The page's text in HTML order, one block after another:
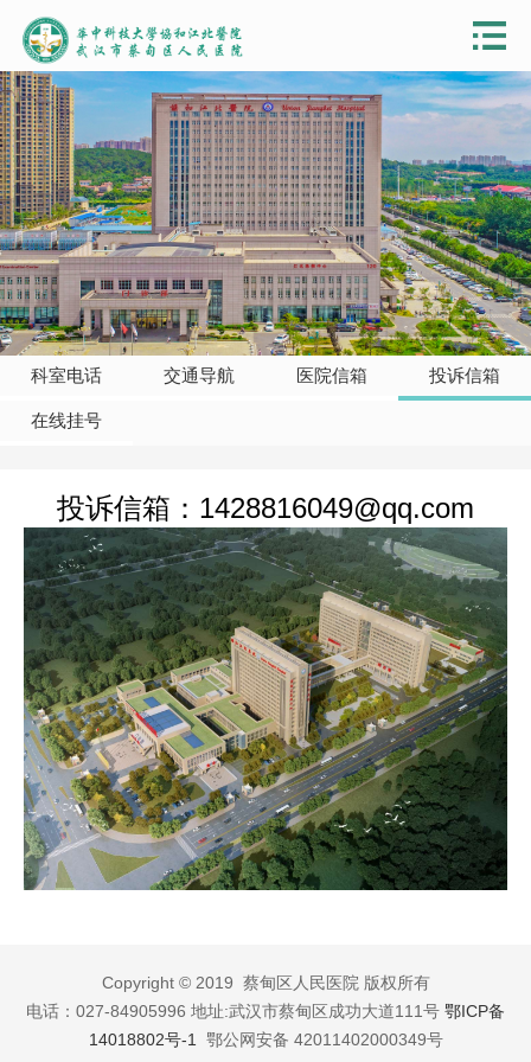
科室电话 交通导航 医院信箱 投诉信箱
在线挂号
投诉信箱：1428816049@qq.com
Copyright © 2019 蔡甸区人民医院 版权所有
电话：027-84905996 地址:武汉市蔡甸区成功大道111号 鄂ICP备
14018802号-1
鄂公网安备 42011402000349号